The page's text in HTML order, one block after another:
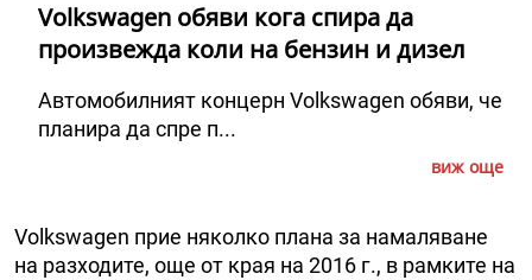
Volkswagen обяви кога спира да
произвежда коли на бензин и дизел
Автомобилният концерн Volkswagen обяви, че
планира да спре п...
виж още
Volkswagen прие няколко плана за намаляване
на разходите, още от края на 2016 г., в рамките на